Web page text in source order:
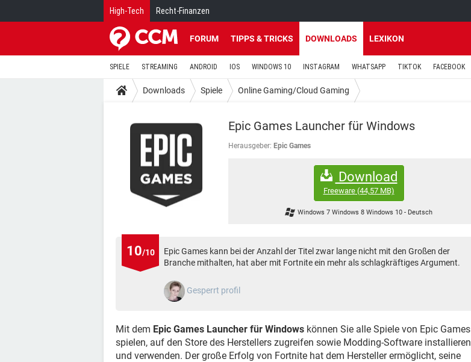
High-Tech Recht-Finanzen
FORUM TIPPS & TRICKS DOWNLOADS LEXIKON
SPIELE STREAMING ANDROID IOS WINDOWS 10 INSTAGRAM WHATSAPP TIKTOK FACEBOOK
Downloads Spiele Online Gaming/Cloud Gaming
Epic Games Launcher für Windows
Herausgeber: Epic Games
Download
Freeware(44,57 MB)
Windows 7 Windows 8 Windows 10 - Deutsch
10/10
Epic Games kann bei der Anzahl der Titel zwar lange nicht mit den Großen der
Branche mithalten, hat aber mit Fortnite ein mehr als schlagkräftiges Argument.
Gesperrt profil
Mit dem Epic Games Launcher für Windows können Sie alle Spiele von Epic Games
spielen, auf den Store des Herstellers zugreifen sowie Modding-Software installieren
und verwenden. Der große Erfolg von Fortnite hat dem Hersteller ermöglicht, seine